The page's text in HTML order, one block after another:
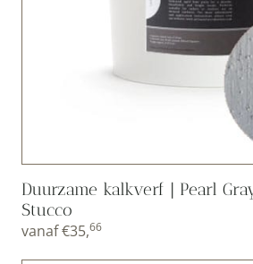
Duurzame kalkverf | Pearl
Stucco
vanaf€35,66